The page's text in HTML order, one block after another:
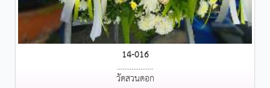
14-016
....................
วัดสวนดอก